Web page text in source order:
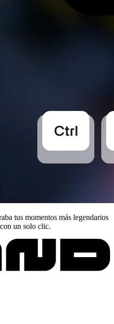
tus momentos más legendarios
un solo clic.